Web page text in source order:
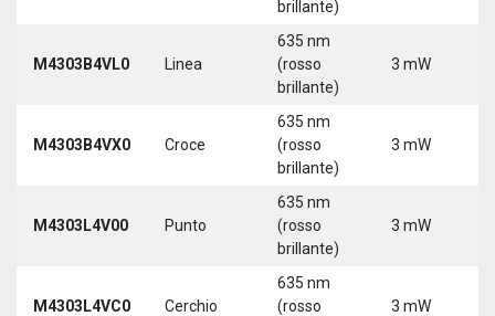
brillante)
M4303B4VL0 Linea
635 nm
(rosso
brillante)
3 mW
M4303B4VX0 Croce
635 nm
(rosso
brillante)
3 mW
M4303L4V00 Punto
635 nm
(rosso
brillante)
3 mW
M4303L4VC0 Cerchio
635 nm
(rosso
3 mW